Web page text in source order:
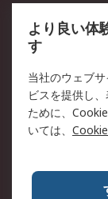
クッキーポリ
RSについて
会社概要
プレスリリー
全世界のRS
ESGへの取り
より良い体
す
当社のウェブ
ビスを提供し
ために、
いては、